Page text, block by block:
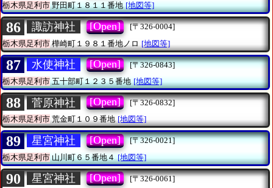
栃木県足利市野田町１８１１番地 [地図等]
86 諏訪神社 [Open]
[〒326-0004]
栃木県足利市 樺崎町１９８１番地ノロ [地図等]
87 水使神社 [Open]
[〒326-0843]
栃木県足利市五十部町１２３５番地 [地図等]
88 菅原神社 [Open]
[〒326-0832]
栃木県足利市荒金町１０９番地 [地図等]
89 星宮神社 [Open]
[〒326-0021]
栃木県足利市山川町６５番地４ [地図等]
90 星宮神社 [Open]
[〒326-0061]